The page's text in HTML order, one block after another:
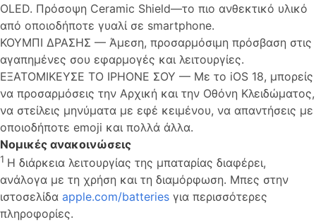
OLED. Πρόσοψη Ceramic Shield—το πιο ανθεκτικό υλικό
από οποιοδήποτε γυαλί σε smartphone.
ΚΟΥΜΠΙ ΔΡΑΣΗΣ — Άμεση, προσαρμόσιμη πρόσβαση στις
αγαπημένες σου εφαρμογές και λειτουργίες.
ΕΞΑΤΟΜΙΚΕΥΣΕ ΤΟ IPHONE ΣΟΥ — Με το iOS 18, μπορείς
να προσαρμόσεις την Αρχική και την Οθόνη Κλειδώματος,
να στείλεις μηνύματα με εφέ κειμένου, να απαντήσεις με
οποιοδήποτε emoji και πολλά άλλα.
Νομικές ανακοινώσεις
1 Η διάρκεια λειτουργίας της μπαταρίας διαφέρει,
ανάλογα με τη χρήση και τη διαμόρφωση. Μπες στην
ιστοσελίδα apple.com/batteries για περισσότερες
πληροφορίες.